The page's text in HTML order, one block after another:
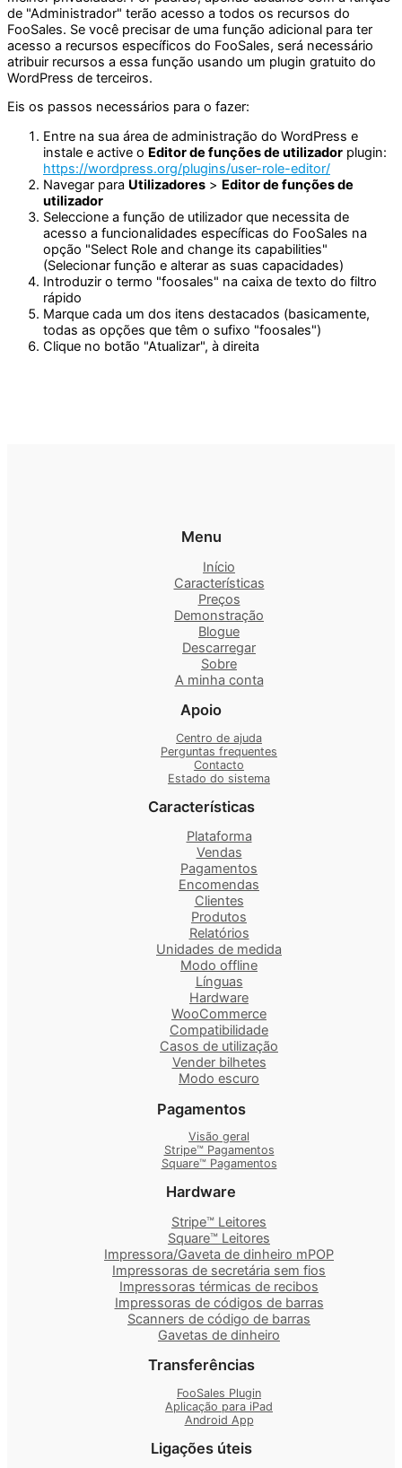
de "Administrador" terão acesso a todos os recursos do
FooSales. Se você precisar de uma função adicional para ter
acesso a recursos específicos do FooSales, será necessário
atribuir recursos a essa função usando um plugin gratuito do
WordPress de terceiros.
Eis os passos necessários para o fazer:
Entre na sua área de administração do WordPress e
instale e active o Editor de funções de utilizador plugin:
https://wordpress.org/plugins/user-role-editor/
Navegar para Utilizadores > Editor de funções de
utilizador
Seleccione a função de utilizador que necessita de
acesso a funcionalidades específicas do FooSales na
opção "Select Role and change its capabilities"
(Selecionar função e alterar as suas capacidades)
Introduzir o termo "foosales" na caixa de texto do filtro
rápido
Marque cada um dos itens destacados (basicamente,
todas as opções que têm o sufixo "foosales")
Clique no botão "Atualizar", à direita
Menu
Início
Características
Preços
Demonstração
Blogue
Descarregar
Sobre
A minha conta
Apoio
Centro de ajuda
Perguntas frequentes
Contacto
Estado do sistema
Características
Plataforma
Vendas
Pagamentos
Encomendas
Clientes
Produtos
Relatórios
Unidades de medida
Modo offline
Línguas
Hardware
WooCommerce
Compatibilidade
Casos de utilização
Vender bilhetes
Modo escuro
Pagamentos
Visão geral
Stripe™ Pagamentos
Square™ Pagamentos
Hardware
Stripe™ Leitores
Square™ Leitores
Impressora/Gaveta de dinheiro mPOP
Impressoras de secretária sem fios
Impressoras térmicas de recibos
Impressoras de códigos de barras
Scanners de código de barras
Gavetas de dinheiro
Transferências
FooSales Plugin
Aplicação para iPad
Android App
Ligações úteis